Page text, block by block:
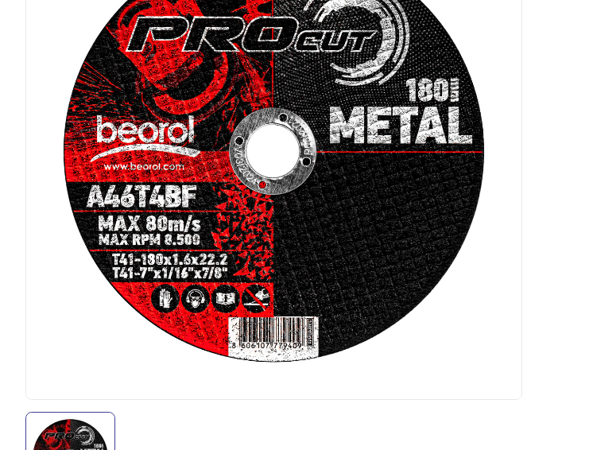
Pogledajte ponudu
Ručni alati
Pogledajte ponudu
Pogledajte ponudu
Ručni alati
Pogledajte ponudu